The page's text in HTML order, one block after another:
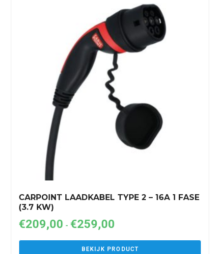
CARPOINT LAADKABEL TYPE 2 – 16A 1 FASE
(3.7 KW)
€209,00 - €259,00
tot
BEKIJK PRODUCT